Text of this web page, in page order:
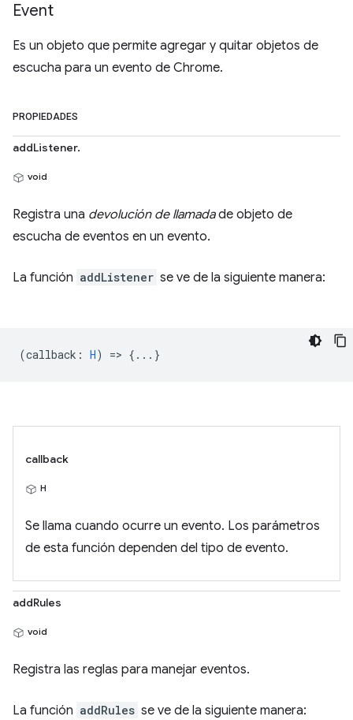
Event
Es un objeto que permite agregar y quitar objetos de
escucha para un evento de Chrome.
PROPIEDADES
addListener.
void
Registra una devolución de llamadade objeto de
escucha de eventos en un evento.
La función addListener se ve de la siguiente manera:
(callback : H) => {...}
callback
H
Se llama cuando ocurre un evento. Los parámetros
de esta función dependen del tipo de evento.
addRules
void
Registra las reglas para manejar eventos.
La función addRules se ve de la siguiente manera: